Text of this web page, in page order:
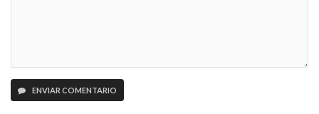
ENVIAR COMENTARIO